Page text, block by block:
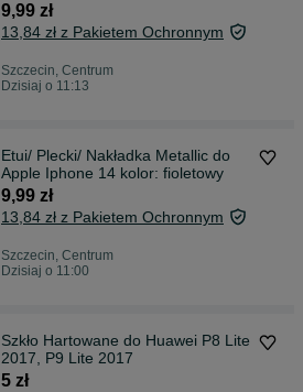
9,99 zł
13,84 zł z Pakietem Ochronnym
Szczecin, Centrum
Dzisiaj o 11:13
Etui/ Plecki/ Nakładka Metallic do
Apple Iphone 14 kolor: fioletowy
9,99 zł
13,84 zł z Pakietem Ochronnym
Szczecin, Centrum
Dzisiaj o 11:00
Szkło Hartowane do Huawei P8 Lite
2017, P9 Lite 2017
5 zł